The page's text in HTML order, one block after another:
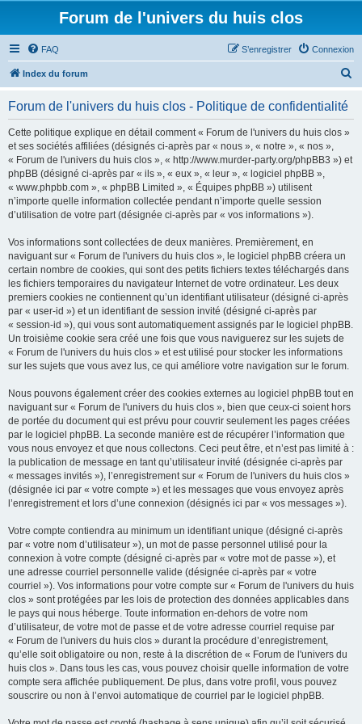
Forum de l'univers du huis clos
FAQ Connexion
S’enregistrer
Index du forum
Forum de l'univers du huis clos - Politique de confidentialité
Cette politique explique en détail comment « Forum de l'univers du huis clos »
et ses sociétés affiliées (désignés ci-après par « nous », « notre », « nos »,
« Forum de l'univers du huis clos », « http://www.murder-party.org/phpBB3 ») et
phpBB (désigné ci-après par « ils », « eux », « leur », « logiciel phpBB »,
« www.phpbb.com », « phpBB Limited », « Équipes phpBB ») utilisent
n’importe quelle information collectée pendant n’importe quelle session
d’utilisation de votre part (désignée ci-après par « vos informations »).
Vos informations sont collectées de deux manières. Premièrement, en
naviguant sur « Forum de l'univers du huis clos », le logiciel phpBB créera un
certain nombre de cookies, qui sont des petits fichiers textes téléchargés dans
les fichiers temporaires du navigateur Internet de votre ordinateur. Les deux
premiers cookies ne contiennent qu’un identifiant utilisateur (désigné ci-après
par « user-id ») et un identifiant de session invité (désigné ci-après par
« session-id »), qui vous sont automatiquement assignés par le logiciel phpBB.
Un troisième cookie sera créé une fois que vous naviguerez sur les sujets de
« Forum de l'univers du huis clos » et est utilisé pour stocker les informations
sur les sujets que vous avez lus, ce qui améliore votre navigation sur le forum.
Nous pouvons également créer des cookies externes au logiciel phpBB tout en
naviguant sur « Forum de l'univers du huis clos », bien que ceux-ci soient hors
de portée du document qui est prévu pour couvrir seulement les pages créées
par le logiciel phpBB. La seconde manière est de récupérer l’information que
vous nous envoyez et que nous collectons. Ceci peut être, et n’est pas limité à :
la publication de message en tant qu’utilisateur invité (désignée ci-après par
« messages invités »), l’enregistrement sur « Forum de l'univers du huis clos »
(désignée ici par « votre compte ») et les messages que vous envoyez après
l’enregistrement et lors d’une connexion (désignés ici par « vos messages »).
Votre compte contiendra au minimum un identifiant unique (désigné ci-après
par « votre nom d’utilisateur »), un mot de passe personnel utilisé pour la
connexion à votre compte (désigné ci-après par « votre mot de passe »), et
une adresse courriel personnelle valide (désignée ci-après par « votre
courriel »). Vos informations pour votre compte sur « Forum de l'univers du huis
clos » sont protégées par les lois de protection des données applicables dans
le pays qui nous héberge. Toute information en-dehors de votre nom
d’utilisateur, de votre mot de passe et de votre adresse courriel requise par
« Forum de l'univers du huis clos » durant la procédure d’enregistrement,
qu’elle soit obligatoire ou non, reste à la discrétion de « Forum de l'univers du
huis clos ». Dans tous les cas, vous pouvez choisir quelle information de votre
compte sera affichée publiquement. De plus, dans votre profil, vous pouvez
souscrire ou non à l’envoi automatique de courriel par le logiciel phpBB.